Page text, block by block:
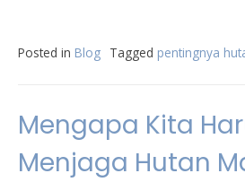
Posted in Blog Tagged pentingnya
Mengapa Kita
Menjaga Hutan